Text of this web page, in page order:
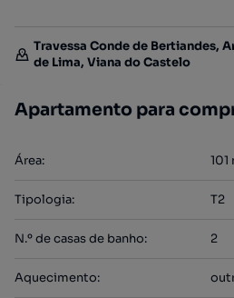
Travessa Conde de Bertiandes,
de Lima, Viana do Castelo
Apartamento para
Área: 101
Tipologia: T2
N.º de casas de banho: 2
Aquecimento: